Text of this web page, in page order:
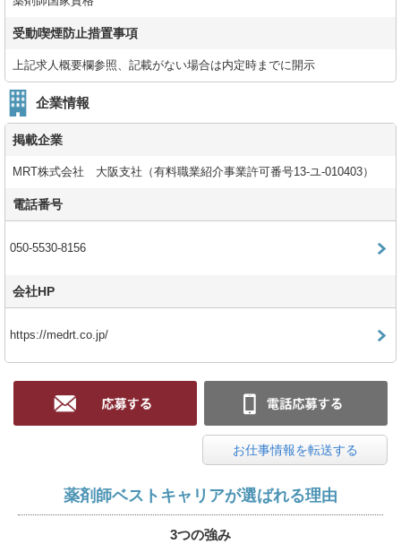
受動喫煙防止措置事項
上記求人概要欄参照、記載がない場合は内定時までに開示
企業情報
掲載企業
MRT株式会社 大阪支社（有料職業紹介事業許可番号13-ユ-010403）
電話番号
050-5530-8156
会社HP
https://medrt.co.jp/
お仕事情報を転送する
薬剤師ベストキャリアが選ばれる理由
3つの強み